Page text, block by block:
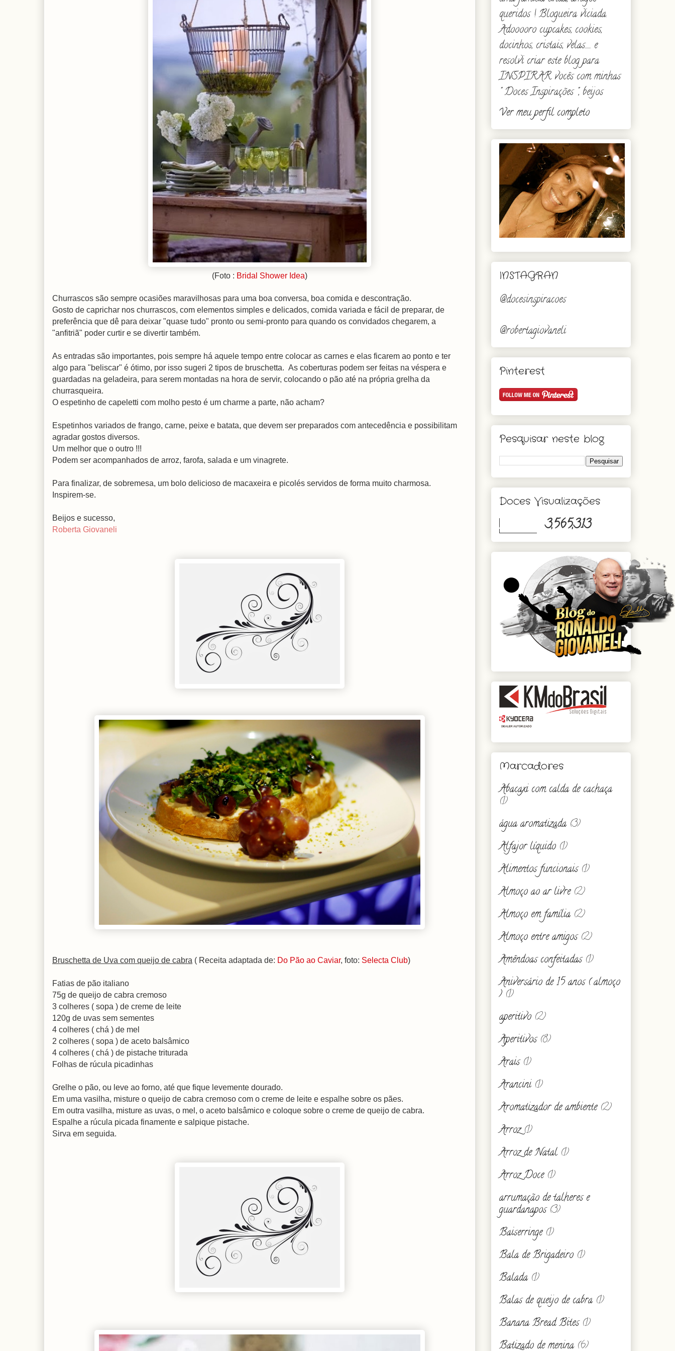
(Foto : Bridal Shower Idea)
Churrascos são sempre ocasiões maravilhosas para uma boa conversa, boa comida e descontração.
Gosto de caprichar nos churrascos, com elementos simples e delicados, comida variada e fácil de preparar, de
preferência que dê para deixar "quase tudo" pronto ou semi-pronto para quando os convidados chegarem, a
"anfitriã" poder curtir e se divertir também.
As entradas são importantes, pois sempre há aquele tempo entre colocar as carnes e elas ficarem ao ponto e ter
algo para "beliscar" é ótimo, por isso sugeri 2 tipos de bruschetta. As coberturas podem ser feitas na véspera e
guardadas na geladeira, para serem montadas na hora de servir, colocando o pão até na própria grelha da
churrasqueira.
O espetinho de capeletti com molho pesto é um charme a parte, não acham?
Espetinhos variados de frango, carne, peixe e batata, que devem ser preparados com antecedência e possibilitam
agradar gostos diversos.
Um melhor que o outro !!!
Podem ser acompanhados de arroz, farofa, salada e um vinagrete.
Para finalizar, de sobremesa, um bolo delicioso de macaxeira e picolés servidos de forma muito charmosa.
Inspirem-se.
Beijos e sucesso,
Roberta Giovaneli
Bruschetta de Uva com queijo de cabra ( Receita adaptada de: Do Pão ao Caviar, foto: Selecta Club)
Fatias de pão italiano
75g de queijo de cabra cremoso
3 colheres ( sopa ) de creme de leite
120g de uvas sem sementes
4 colheres ( chá ) de mel
2 colheres ( sopa ) de aceto balsâmico
4 colheres ( chá ) de pistache triturada
Folhas de rúcula picadinhas
Grelhe o pão, ou leve ao forno, até que fique levemente dourado.
Em uma vasilha, misture o queijo de cabra cremoso com o creme de leite e espalhe sobre os pães.
Em outra vasilha, misture as uvas, o mel, o aceto balsâmico e coloque sobre o creme de queijo de cabra.
Espalhe a rúcula picada finamente e salpique pistache.
Sirva em seguida.
queridos ! Blogueira viciada.
Adooooro cupcakes, cookies,
docinhos, cristais, velas...... e
resolvi criar este blog para
INSPIRAR vocês com minhas
" Doces Inspirações ", beijos
Ver meu perfil completo
INSTAGRAN
@docesinspiracoes
@robertagiovaneli
Pinterest
Pesquisar neste blog
Doces Visualizações
3,565,313
Marcadores
Abacaxi com calda de cachaça
(1)
água aromatizada (3)
Alfajor líquido (1)
Alimentos funcionais (1)
Almoço ao ar livre (2)
Almoço em família (2)
Almoço entre amigos (2)
Amêndoas confeitadas (1)
Aniversário de 15 anos ( almoço
) (1)
aperitivo (2)
Aperitivos (8)
Arais (1)
Arancini (1)
Aromatizador de ambiente (2)
Arroz(1)
Arroz de Natal (1)
Arroz Doce (1)
arrumação de talheres e
guardanapos (3)
Baiserringe (1)
Bala de Brigadeiro (1)
Balada (1)
Balas de queijo de cabra (1)
Banana Bread Bites (1)
Batizado de menina (6)